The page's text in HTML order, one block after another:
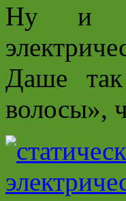
Ну и
Даше
волосы»,